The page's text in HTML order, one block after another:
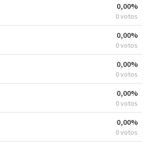
0,00%
0 votos
0,00%
0 votos
0,00%
0 votos
0,00%
0 votos
0,00%
0 votos